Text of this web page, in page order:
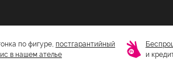
по фигуре, постгарантийный
в нашем ателье
и